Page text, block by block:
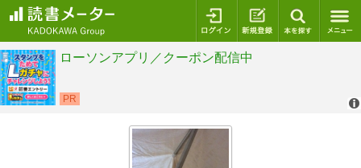
ログイン 新規登録